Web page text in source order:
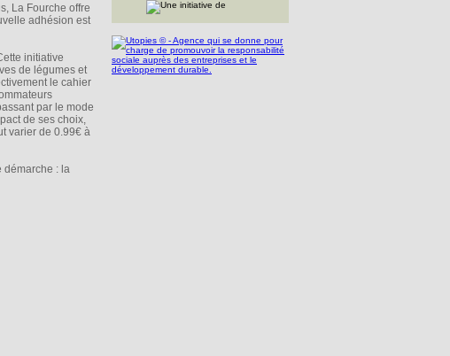
La Fourche offre
adhésion est
initiative
de légumes et
le cahier
par le mode
de ses choix,
varier de 0.99€ à
démarche : la